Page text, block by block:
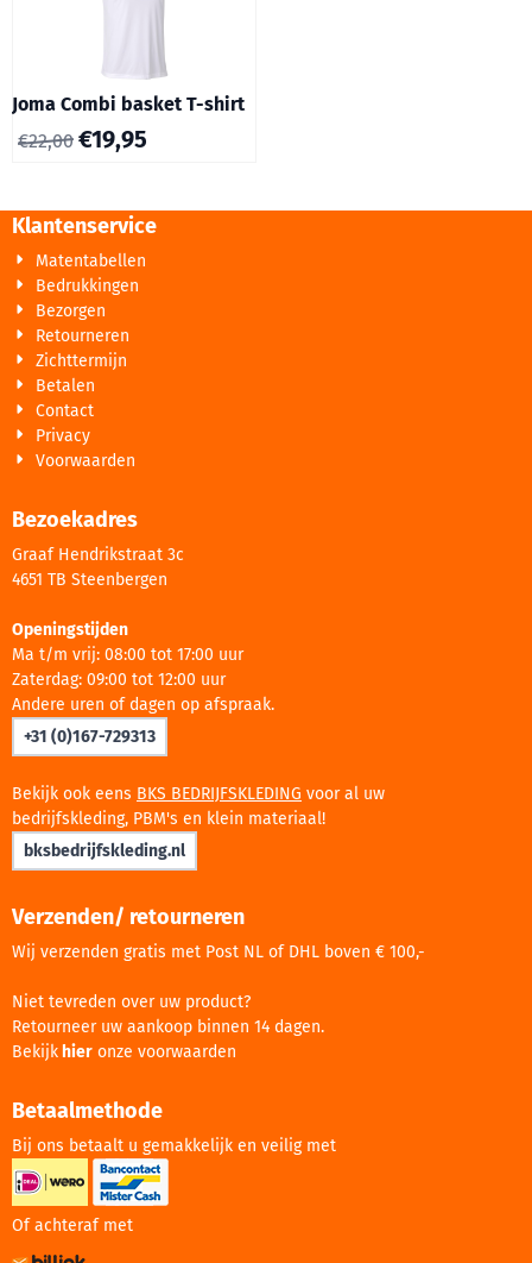
Joma Combi basket T-shirt
€22,00 €19,95
Klantenservice
Matentabellen
Bedrukkingen
Bezorgen
Retourneren
Zichttermijn
Betalen
Contact
Privacy
Voorwaarden
Bezoekadres
Graaf Hendrikstraat 3c
4651 TB Steenbergen
Openingstijden
Ma t/m vrij: 08:00 tot 17:00 uur
Zaterdag: 09:00 tot 12:00 uur
Andere uren of dagen op afspraak.
+31 (0)167-729313
Bekijk ook eens BKS BEDRIJFSKLEDING voor al uw
bedrijfskleding, PBM's en klein materiaal!
bksbedrijfskleding.nl
Verzenden/ retourneren
Wij verzenden gratis met Post NL of DHL boven € 100,-
Niet tevreden over uw product?
Retourneer uw aankoop binnen 14 dagen.
Bekijk hier onze voorwaarden
Betaalmethode
Bij ons betaalt u gemakkelijk en veilig met
Of achteraf met